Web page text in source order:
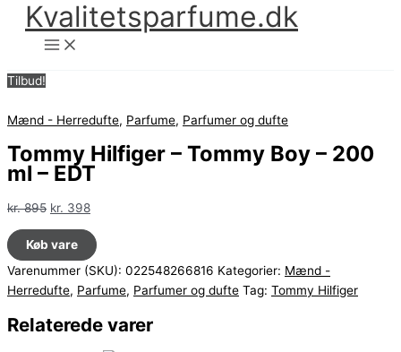
Kvalitetsparfume.dk
Tilbud!
Mænd - Herredufte, Parfume, Parfumer og dufte
Tommy Hilfiger – Tommy Boy – 200
ml – EDT
kr.895 Den
oprindelige
pris
var:
kr. 895.
kr. 398Den
pris
er:
kr. 398.
Køb vare
Varenummer (SKU): 022548266816 Kategorier: Mænd -
Herredufte, Parfume, Parfumer og dufte Tag: Tommy Hilfiger
Relaterede varer